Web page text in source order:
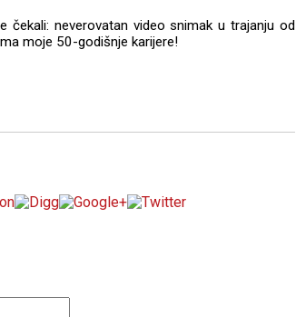
čekali: neverovatan video snimak u trajanju od
moje 50-godišnje karijere!